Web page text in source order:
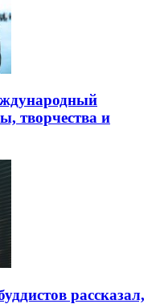
творчества и
рассказал,